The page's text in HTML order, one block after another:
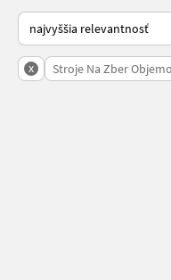
Takto sa vykonáva
x Stroje Na Zber